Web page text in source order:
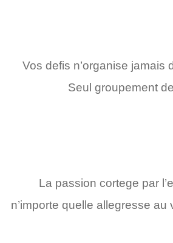
Vos defis n’organise
Seul groupement
La passion cortege par
n’importe quelle allegresse